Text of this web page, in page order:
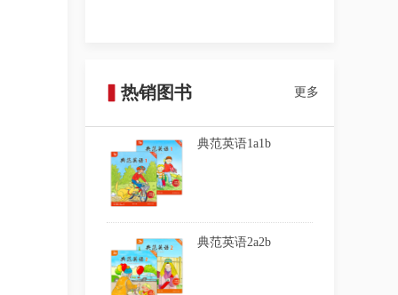
热销图书
典范英语1a1b
典范英语2a2b
更多